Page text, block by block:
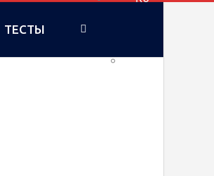
UA
ТЕСТЫ